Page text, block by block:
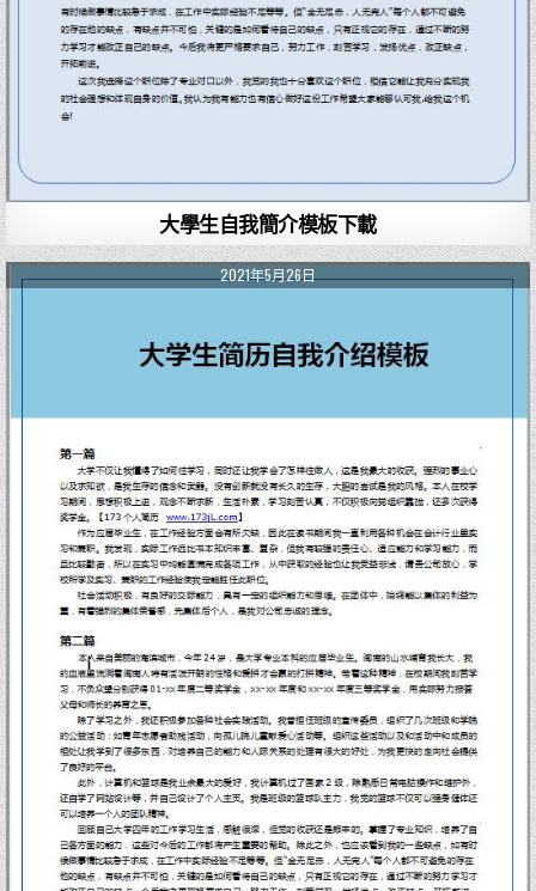
大學生自我簡介模板下載
2021年5月26日